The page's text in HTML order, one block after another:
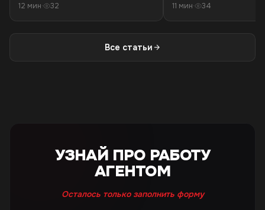
12 мин· 32
трафика
11 мин· 34
Все статьи
УЗНАЙ ПРО РАБОТУ
АГЕНТОМ
Осталось только заполнить форму